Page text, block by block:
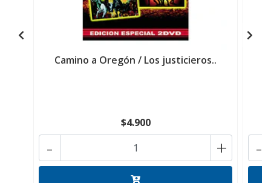
Camino a Oregón / Los justicieros..
$4.900
+
- -